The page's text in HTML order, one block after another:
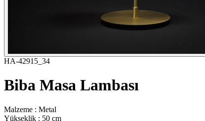
HA-42915_34
Biba Masa Lambası
Malzeme : Metal
Yükseklik : 50 cm